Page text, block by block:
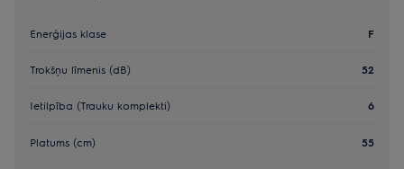
Enerģijas klase F
Trokšņu līmenis (dB) 52
Ietilpība (Trauku komplekti) 6
Platums (cm) 55